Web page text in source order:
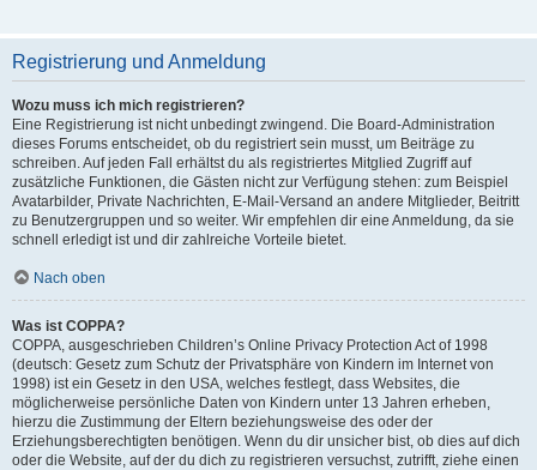
Registrierung und Anmeldung
Wozu muss ich mich registrieren?
Eine Registrierung ist nicht unbedingt zwingend. Die Board-Administration
dieses Forums entscheidet, ob du registriert sein musst, um Beiträge zu
schreiben. Auf jeden Fall erhältst du als registriertes Mitglied Zugriff auf
zusätzliche Funktionen, die Gästen nicht zur Verfügung stehen: zum Beispiel
Avatarbilder, Private Nachrichten, E-Mail-Versand an andere Mitglieder, Beitritt
zu Benutzergruppen und so weiter. Wir empfehlen dir eine Anmeldung, da sie
schnell erledigt ist und dir zahlreiche Vorteile bietet.
Nach oben
Was ist COPPA?
COPPA, ausgeschrieben Children’s Online Privacy Protection Act of 1998
(deutsch: Gesetz zum Schutz der Privatsphäre von Kindern im Internet von
1998) ist ein Gesetz in den USA, welches festlegt, dass Websites, die
möglicherweise persönliche Daten von Kindern unter 13 Jahren erheben,
hierzu die Zustimmung der Eltern beziehungsweise des oder der
Erziehungsberechtigten benötigen. Wenn du dir unsicher bist, ob dies auf dich
oder die Website, auf der du dich zu registrieren versuchst, zutrifft, ziehe einen